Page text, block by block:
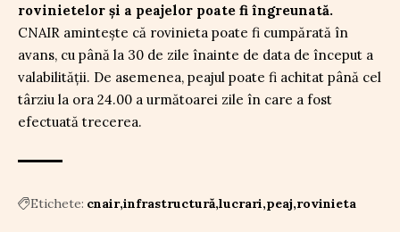
rovinietelor și a peajelor poate fi îngreunată.
CNAIR amintește că rovinieta poate fi cumpărată în
avans, cu până la 30 de zile înainte de data de început a
valabilității. De asemenea, peajul poate fi achitat până cel
târziu la ora 24.00 a următoarei zile în care a fost
efectuată trecerea.
Etichete: cnair infrastructură lucrari peaj rovinieta